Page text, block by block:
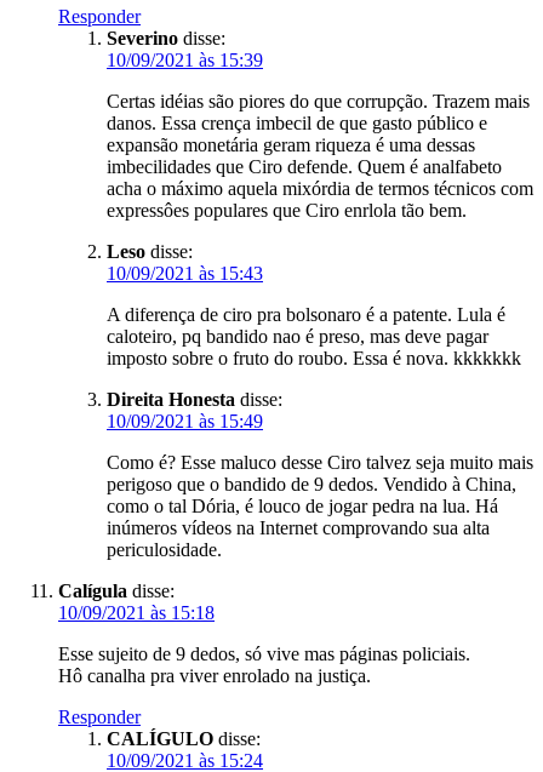
Responder
Severino disse:
10/09/2021 às 15:39
Certas idéias são piores do que corrupção. Trazem mais
danos. Essa crença imbecil de que gasto público e
expansão monetária geram riqueza é uma dessas
imbecilidades que Ciro defende. Quem é analfabeto
acha o máximo aquela mixórdia de termos técnicos com
expressôes populares que Ciro enrlola tão bem.
Leso disse:
10/09/2021 às 15:43
A diferença de ciro pra bolsonaro é a patente. Lula é
caloteiro, pq bandido nao é preso, mas deve pagar
imposto sobre o fruto do roubo. Essa é nova. kkkkkkk
Direita Honesta disse:
10/09/2021 às 15:49
Como é? Esse maluco desse Ciro talvez seja muito mais
perigoso que o bandido de 9 dedos. Vendido à China,
como o tal Dória, é louco de jogar pedra na lua. Há
inúmeros vídeos na Internet comprovando sua alta
periculosidade.
Calígula disse:
10/09/2021 às 15:18
Esse sujeito de 9 dedos, só vive mas páginas policiais.
Hô canalha pra viver enrolado na justiça.
Responder
CALÍGULO disse:
10/09/2021 às 15:24